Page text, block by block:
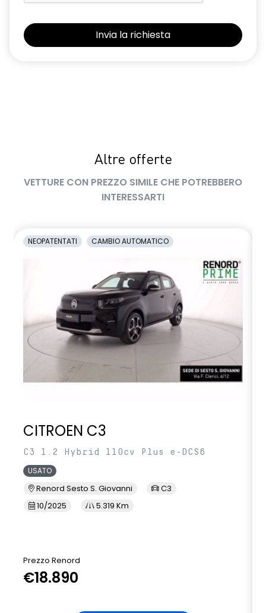
Sedili con sistema isofix
Selleria Stepway in tessuto blu e nero
Volante regolabile in altezza e profondità
Altre offerte
VETTURE CON PREZZO SIMILE CHE POTREBBERO
INTERESSARTI
NEOPATENTATI CAMBIO AUTOMATICO
CITROEN C3
C3 1.2 Hybrid 110cv Plus e-DCS6
USATO
Renord Sesto S. Giovanni
C3
10/2025
5.319 Km
Prezzo Renord
€18.890